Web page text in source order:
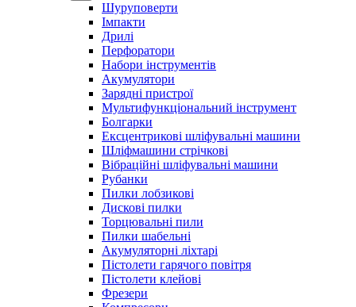
Шуруповерти
Імпакти
Дрилі
Перфоратори
Набори інструментів
Акумулятори
Зарядні пристрої
Мультифункціональний інструмент
Болгарки
Ексцентрикові шліфувальні машини
Шліфмашини стрічкові
Вібраційні шліфувальні машини
Рубанки
Пилки лобзикові
Дискові пилки
Торцювальні пили
Пилки шабельні
Акумуляторні ліхтарі
Пістолети гарячого повітря
Пістолети клейові
Фрезери